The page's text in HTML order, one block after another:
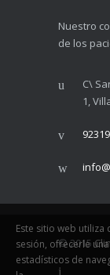
Nuestro
de los
C\
1,
© 2015
Este sitio web
sesión, ofrecerle
estadísticos de